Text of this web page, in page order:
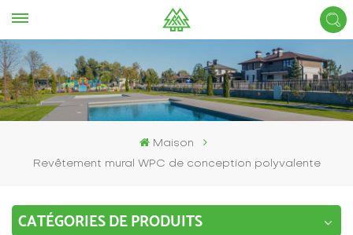
Maison
Revêtement mural WPC de conception polyvalente
CATÉGORIES DE PRODUITS